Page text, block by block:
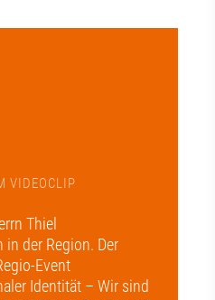
VIDEOCLIP
Thiel
in der Region. Der
Event
Identität – Wir sind